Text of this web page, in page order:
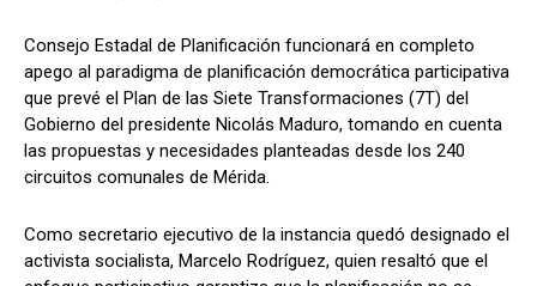
Consejo Estadal de Planificación funcionará en completo
apego al paradigma de planificación democrática participativa
que prevé el Plan de las Siete Transformaciones (7T) del
Gobierno del presidente Nicolás Maduro, tomando en cuenta
las propuestas y necesidades planteadas desde los 240
circuitos comunales de Mérida.
Como secretario ejecutivo de la instancia quedó designado el
activista socialista, Marcelo Rodríguez, quien resaltó que el